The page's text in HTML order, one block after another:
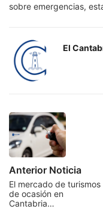
sobre emergencias,
El
Anterior Noticia
El mercado de turismos
de ocasión en
Cantabria…